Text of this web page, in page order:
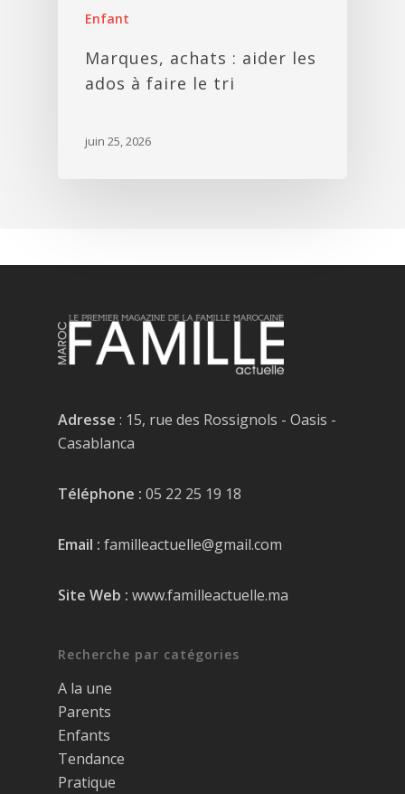
Enfant
Marques, achats : aider les
ados à faire le tri
juin 25, 2026
Adresse : 15, rue des Rossignols - Oasis -
Casablanca
Téléphone : 05 22 25 19 18
Email : familleactuelle@gmail.com
Site Web : www.familleactuelle.ma
Recherche par catégories
A la une
Parents
Enfants
Tendance
Pratique